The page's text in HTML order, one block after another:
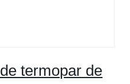
termopar de